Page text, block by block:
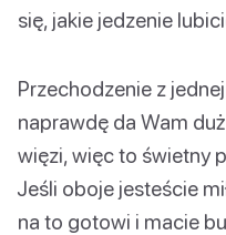
się, jakie jedzenie
Przechodzenie z
naprawdę da Wam
więzi, więc to świetny
Jeśli oboje jesteście
na to gotowi i macie